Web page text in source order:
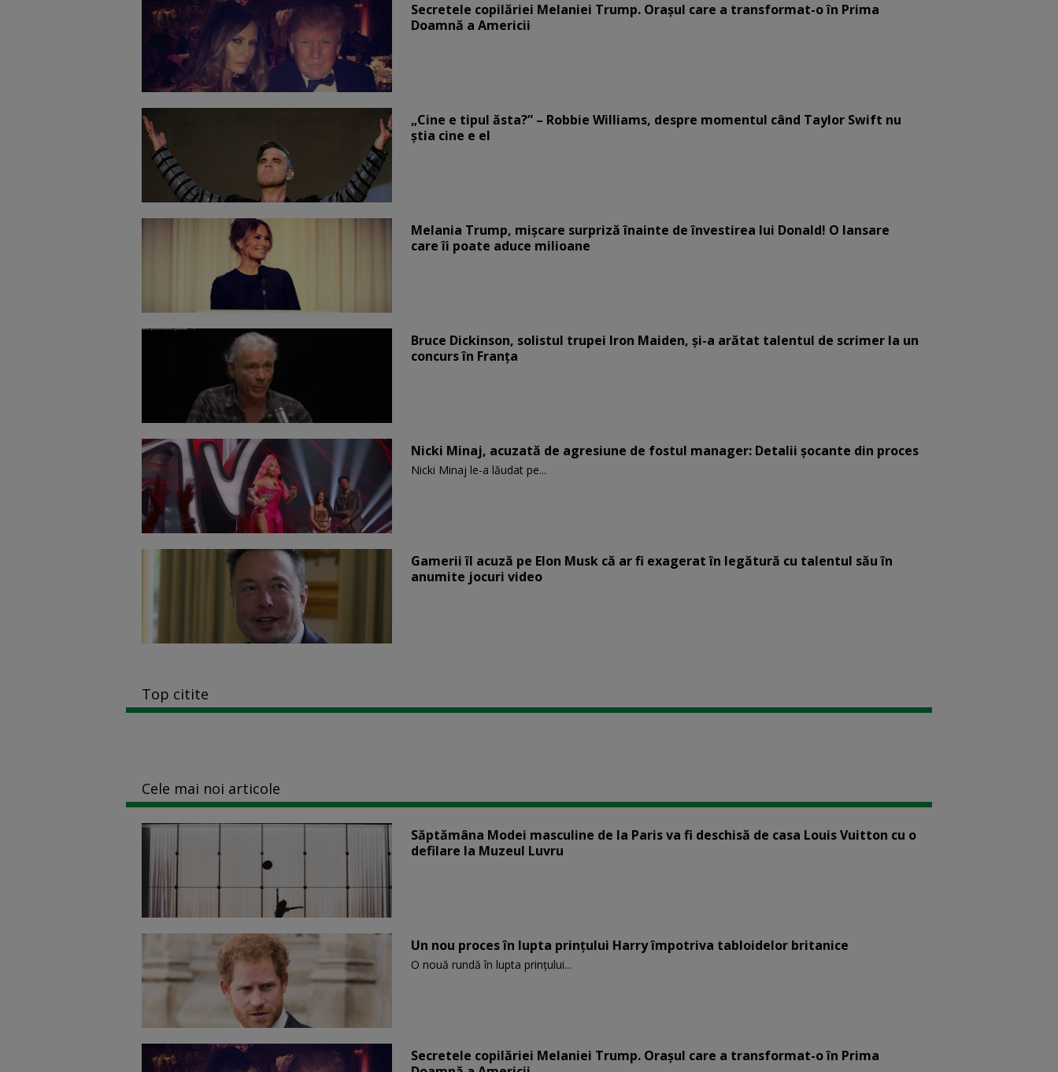
Secretele copilăriei Melaniei Trump. Orașul care a transformat-o în Prima
Doamnă a Americii
„Cine e tipul ăsta?” – Robbie Williams, despre momentul când Taylor Swift nu
știa cine e el
Melania Trump, mișcare surpriză înainte de învestirea lui Donald! O lansare
care îi poate aduce milioane
Bruce Dickinson, solistul trupei Iron Maiden, şi-a arătat talentul de scrimer la un
concurs în Franţa
Nicki Minaj, acuzată de agresiune de fostul manager: Detalii șocante din proces
Nicki Minaj le-a lăudat pe...
Gamerii îl acuză pe Elon Musk că ar fi exagerat în legătură cu talentul său în
anumite jocuri video
Top citite
Cele mai noi articole
Săptămâna Modei masculine de la Paris va fi deschisă de casa Louis Vuitton cu o
defilare la Muzeul Luvru
Un nou proces în lupta prinţului Harry împotriva tabloidelor britanice
O nouă rundă în lupta prinţului...
Secretele copilăriei Melaniei Trump. Orașul care a transformat-o în Prima